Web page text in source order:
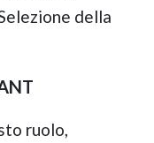
della
ruolo,